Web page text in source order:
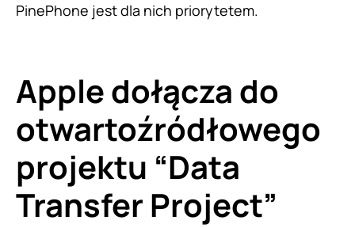
PinePhone jest dla nich priorytetem.
Apple dołącza do
otwartoźródłowego
projektu “Data
Transfer Project”